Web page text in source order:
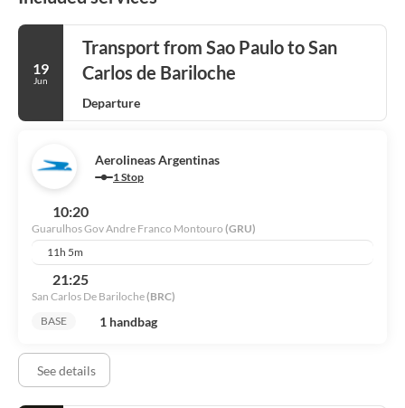
19
Jun
Transport from Sao Paulo to San
Carlos de Bariloche
Departure
Aerolineas Argentinas
1 Stop
10:20
Guarulhos Gov Andre Franco Montouro (GRU)
11h 5m
21:25
San Carlos De Bariloche(BRC)
BASE
1 handbag
See details